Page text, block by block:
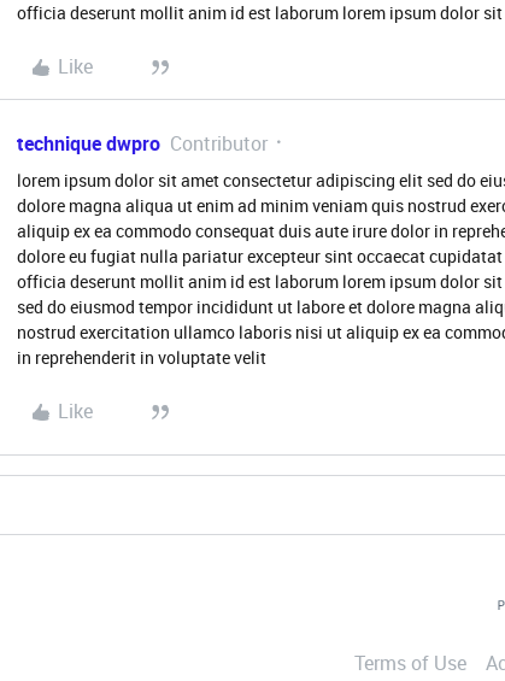
officia deserunt mollit anim id est laborum lorem ipsum dolor
Like
technique dwpro Contributor
lorem ipsum dolor sit amet consectetur adipiscing elit sed do
dolore magna aliqua ut enim ad minim veniam quis nostrud
aliquip ex ea commodo consequat duis aute irure dolor in
dolore eu fugiat nulla pariatur excepteur sint occaecat
officia deserunt mollit anim id est laborum lorem ipsum dolor
sed do eiusmod tempor incididunt ut labore et dolore magna
nostrud exercitation ullamco laboris nisi ut aliquip ex ea
in reprehenderit in voluptate velit
Like
Terms of Use